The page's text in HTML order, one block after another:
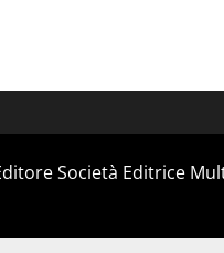
Società Editrice